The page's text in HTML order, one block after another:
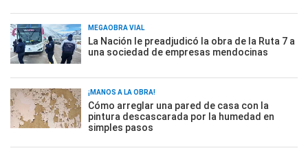
MEGAOBRA VIAL
La Nación le preadjudicó la obra de la Ruta 7 a
una sociedad de empresas mendocinas
¡MANOS A LA OBRA!
Cómo arreglar una pared de casa con la
pintura descascarada por la humedad en
simples pasos